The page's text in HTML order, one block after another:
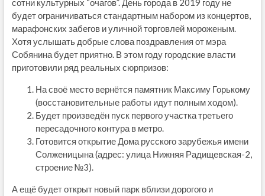
сотни культурных “очагов”. День города в 2019 году не
будет ограничиваться стандартным набором из концертов,
марафонских забегов и уличной торговлей мороженым.
Хотя услышать добрые слова поздравления от мэра
Собянина будет приятно. В этом году городские власти
приготовили ряд реальных сюрпризов:
На своё место вернётся памятник Максиму Горькому
(восстановительные работы идут полным ходом).
Будет произведён пуск первого участка третьего
пересадочного контура в метро.
Готовится открытие Дома русского зарубежья имени
Солженицына (адрес: улица Нижняя Радищевская-2,
строение №3).
А ещё будет открыт новый парк вблизи дорогого и